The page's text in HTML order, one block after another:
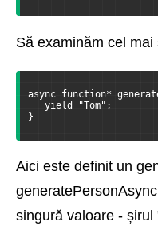
Să examinăm cel
async function*
yield "Tom";
}
Aici este definit un
singură valoare - șirul